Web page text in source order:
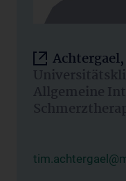
Allgemeine